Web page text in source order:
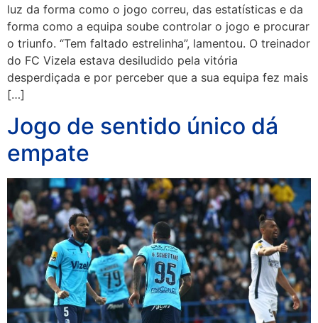
luz da forma como o jogo correu, das estatísticas e da
forma como a equipa soube controlar o jogo e procurar
o triunfo. “Tem faltado estrelinha”, lamentou. O treinador
do FC Vizela estava desiludido pela vitória
desperdiçada e por perceber que a sua equipa fez mais
[…]
Jogo de sentido único dá
empate